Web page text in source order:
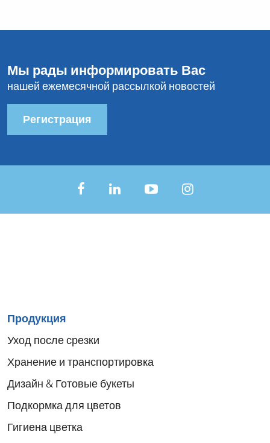
Мы рады информировать Вас
нашей ежемесячной рассылкой новостей
Регистрация
Sitemap
menu
Продукция
Уход после срезки
Хранение и транспортировка
Дизайн & Готовые букеты
Подкормка для цветов
Гигиена цветка